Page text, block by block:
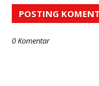
POSTING
0 Komentar